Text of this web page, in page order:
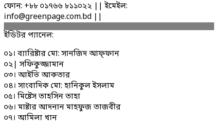
ফোন: +৮৮ ০১৭৬৬ ৮১১০২২ || ইমেইল:
info@greenpage.com.bd ||
ইডিটর প্যানেল:
০১। ব্যারিষ্টার মো: সানজিদ আফ্ফান
০২| সফিকুজ্জামান
০৩। আইভি আকতার
০৪। সাংবাদিক মো: হানিকুল ইসলাম
০৫। মিষ্টেস তাহসিন তাহা
০৬। মাষ্টার আদনান মাহফুজ তাজবীর
০৭। আমিলা খান